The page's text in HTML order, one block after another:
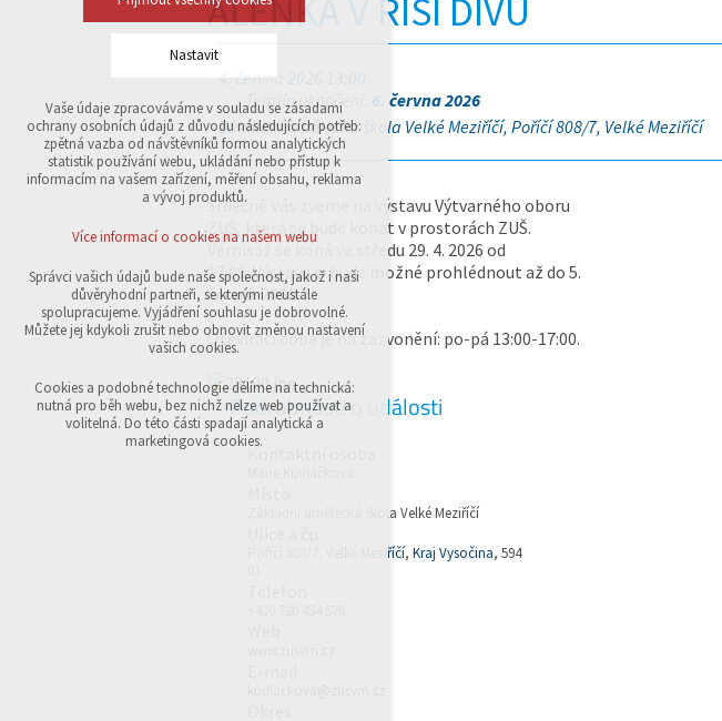
ALENKA V ŘÍŠI DIVŮ
4. června 2026 13:00
Termín ukončení:
6. června 2026
Základní umělecká škola Velké Meziříčí, Poříčí 808/7, Velké Meziříčí
Srdečně Vás zveme na výstavu Výtvarného oboru
ZUŠ, která se bude konat v prostorách ZUŠ.
Vernisáž se koná ve středu 29. 4. 2026 od
17:00. Výstavu si bude možné prohlédnout až do 5.
června 2026.
Otevírací doba je na zazvonění: po-pá 13:00-17:00.
Podrobnosti o události
Základní umělecká škola Velké Meziříčí
Velké Meziříčí, Kraj Vysočina, 594
Nastavit
Technická cookies
nutná pro provozování webu
udržení kontextu stránek (session): případná
přihlášení, volby jazyka, apod.
analytická pro anonymizované vyhodnocení
návštěvnosti
marketingová cookies (Google,Sklik)
Více informací o cookies na našem webu
Přijmout všechny cookies
Odmítnout vše
Vaše údaje zpracováváme v souladu se zásadami
ochrany osobních údajů z důvodu následujících potřeb:
zpětná vazba od návštěvníků formou analytických
statistik používání webu, ukládání nebo přístup k
informacím na vašem zařízení, měření obsahu, reklama
a vývoj produktů.
Více informací o cookies na našem webu
Správci vašich údajů bude naše společnost, jakož i naši
důvěryhodní partneři, se kterými neustále
spolupracujeme. Vyjádření souhlasu je dobrovolné.
Můžete jej kdykoli zrušit nebo obnovit změnou nastavení
vašich cookies.
Cookies a podobné technologie dělíme na technická:
nutná pro běh webu, bez nichž nelze web používat a
volitelná. Do této části spadají analytická a
marketingová cookies.